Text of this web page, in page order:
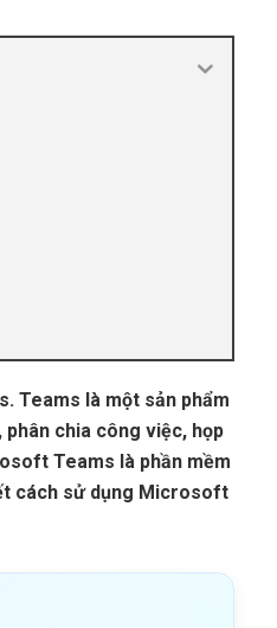
Teams là một sản phẩm
chia công việc, họp
Teams là phần mềm
cách sử dụng Microsoft